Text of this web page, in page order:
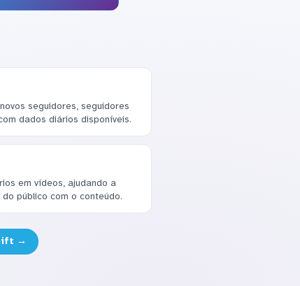
seguidores, seguidores
dados diários disponíveis.
em vídeos, ajudando a
público com o conteúdo.
→